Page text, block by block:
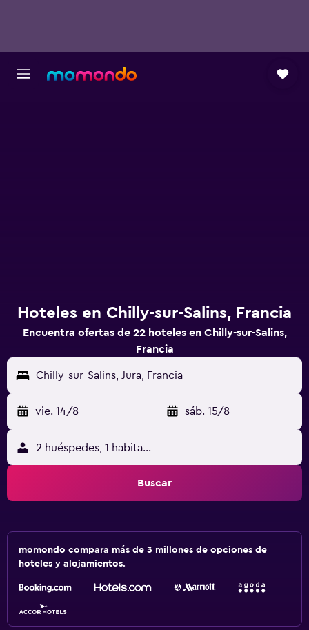
Hoteles en Chilly-sur-Salins, Francia
Encuentra ofertas de 22 hoteles en Chilly-sur-Salins,
Francia
Chilly-sur-Salins, Jura, Francia
vie. 14/8 - sáb. 15/8
2 huéspedes, 1 habitación
Buscar
momondo compara más de 3 millones de opciones de
hoteles y alojamientos.